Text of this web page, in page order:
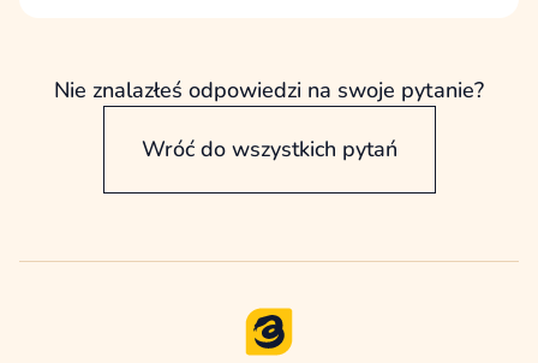
ustalony odpowiedni zakres pomiaru.
Nie znalazłeś odpowiedzi na swoje pytanie?
Wróć do wszystkich pytań